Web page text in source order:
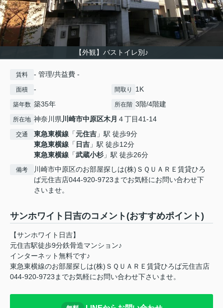
【外観】バストイレ別♪
賃料 - 管理/共益費 -
面積 - 間取り 1K
築年数 築35年 所在階 3階/4階建
所在地 神奈川県川崎市中原区木月 ４丁目41-14
交通 東急東横線 「元住吉 」駅 徒歩9分
東急東横線 「 日吉 」駅 徒歩12分
東急東横線 「武蔵小杉 」駅 徒歩26分
備考
川崎市中原区のお部屋探しは(株)ＳＱＵＡＲＥ賃貸ひろ
ば元住吉店044-920-9723までお気軽にお問い合わせ下
さいませ。
サンホワイト日吉のコメント(おすすめポイント)
【サンホワイト日吉】
元住吉駅徒歩9分鉄骨造マンション♪
インターネット無料です♪
東急東横線のお部屋探しは(株)ＳＱＵＡＲＥ賃貸ひろば元住吉店
044-920-9723までお気軽にお問い合わせ下さいませ。